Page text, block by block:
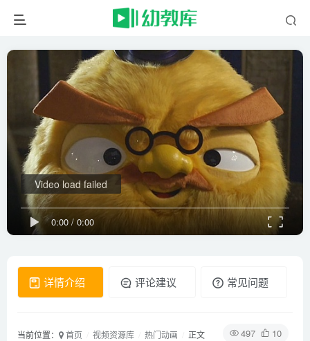
0:00 / 0:00
Video load failed
详情介绍 评论建议 常见问题
497 10
当前位置： 首页 视频资源库 热门动画 正文